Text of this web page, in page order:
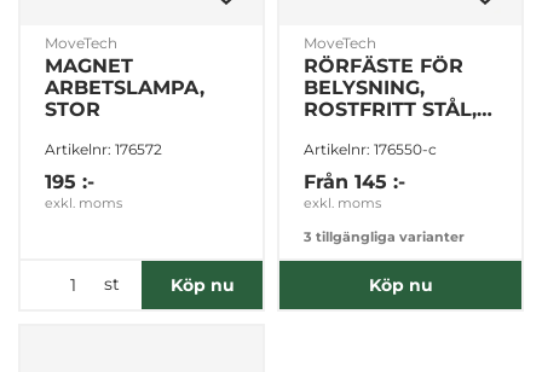
MoveTech
MAGNET
ARBETSLAMPA,
STOR
Artikelnr: 176572
195 :-
exkl. moms
st Köp nu
MoveTech
RÖRFÄSTE FÖR
BELYSNING,
ROSTFRITT STÅL,
Artikelnr: 176550-c
Från 145 :-
exkl. moms
3 tillgängliga varianter
Köp nu